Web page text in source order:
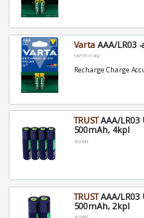
Varta AAA/LR03
56733101402
Recharge Charge
TRUSTAAA/LR03
500mAh, 4kpl
302494
TRUSTAAA/LR03
500mAh, 2kpl